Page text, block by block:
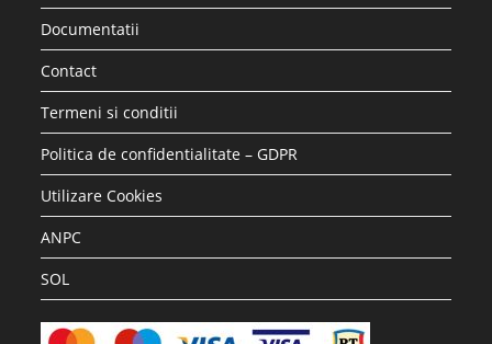
Documentatii
Contact
Termeni si conditii
Politica de confidentialitate – GDPR
Utilizare Cookies
ANPC
SOL